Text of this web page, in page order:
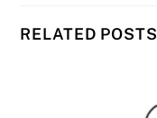
RELATED POSTS